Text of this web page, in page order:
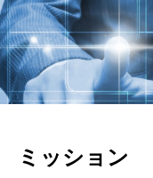
ミッション